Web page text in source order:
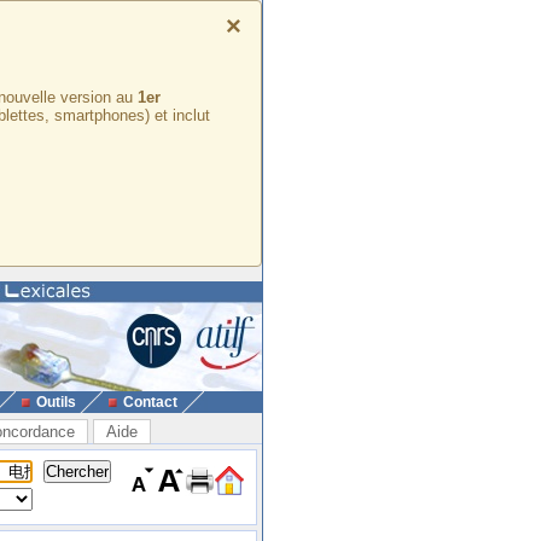
×
version au 1er
smartphones) et inclut
Outils Contact
Aide